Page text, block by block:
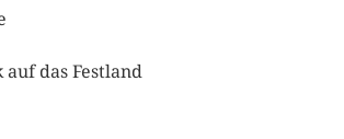
das Festland